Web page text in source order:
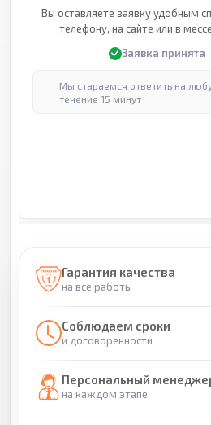
Вы оставляете заявку удобным
телефону, на сайте или в
Заявка принята
Мы стараемся ответить на
течение 15 минут
Гарантия качества
на все работы
Соблюдаем сроки
и договоренности
Персональный
на каждом этапе